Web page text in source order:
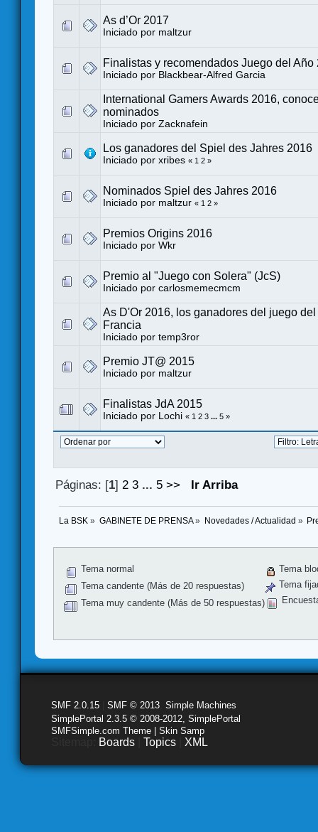
As d’Or 2017
Iniciado por maltzur
Finalistas y recomendados Juego del Año
Iniciado por Blackbear-Alfred Garcia
International Gamers Awards 2016,
nominados
Iniciado por Zacknafein
Los ganadores del Spiel des Jahres 2016
Iniciado por xribes « 1 2 »
Nominados Spiel des Jahres 2016
Iniciado por maltzur « 1 2 »
Premios Origins 2016
Iniciado por Wkr
Premio al "Juego con Solera" (JcS)
Iniciado por carlosmemecmcm
As D'Or 2016, los ganadores del juego
Francia
Iniciado por temp3ror
Premio JT@ 2015
Iniciado por maltzur
Finalistas JdA 2015
Iniciado por Lochi « 1 2 3 ... 5 »
Páginas: [1] 2 3 ... 5 >> Ir Arriba
La BSK » GABINETE DE PRENSA» Novedades / Actualidad »
Tema normal
Tema candente (Más de 20 respuestas)
Tema muy candente (Más de 50 respuestas)
Tema
Tema
SMF 2.0.15 SMF © 2013 Simple Machines
SimplePortal 2.3.5 © 2008-2012, SimplePortal
SMFSimple.com Theme | Skin Samp
Boards Topics XML